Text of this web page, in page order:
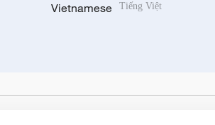
Vietnamese Tiếng Việt